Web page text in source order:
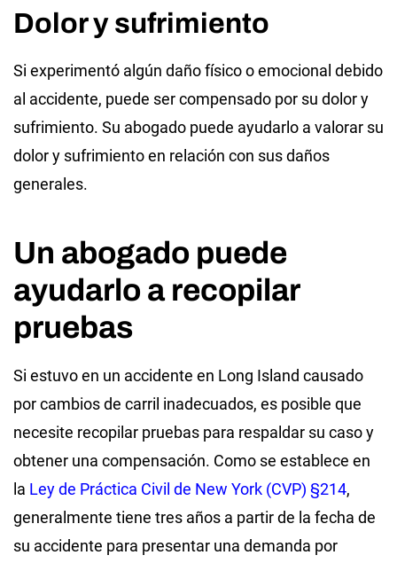
Dolor y sufrimiento
Si experimentó algún daño físico o emocional debido
al accidente, puede ser compensado por su dolor y
sufrimiento. Su abogado puede ayudarlo a valorar su
dolor y sufrimiento en relación con sus daños
generales.
Un abogado puede
ayudarlo a recopilar
pruebas
Si estuvo en un accidente en Long Island causado
por cambios de carril inadecuados, es posible que
necesite recopilar pruebas para respaldar su caso y
obtener una compensación. Como se establece en
la Ley de Práctica Civil de New York (CVP) §214,
generalmente tiene tres años a partir de la fecha de
su accidente para presentar una demanda por